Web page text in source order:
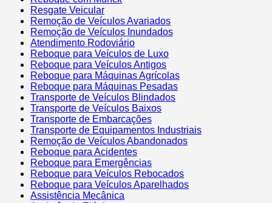
Resgate Veicular
Remoção de Veículos Avariados
Remoção de Veículos Inundados
Atendimento Rodoviário
Reboque para Veículos de Luxo
Reboque para Veículos Antigos
Reboque para Máquinas Agrícolas
Reboque para Máquinas Pesadas
Transporte de Veículos Blindados
Transporte de Veículos Baixos
Transporte de Embarcações
Transporte de Equipamentos Industriais
Remoção de Veículos Abandonados
Reboque para Acidentes
Reboque para Emergências
Reboque para Veículos Rebocados
Reboque para Veículos Aparelhados
Assistência Mecânica